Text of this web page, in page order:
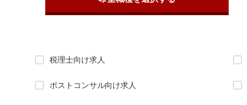
税理士向け求人
ポストコンサル向け求人